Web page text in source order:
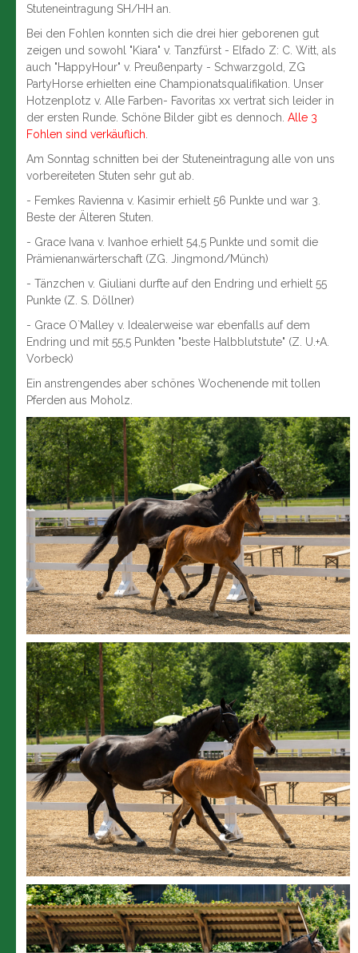
Stuteneintragung SH/HH an.
Bei den Fohlen konnten sich die drei hier geborenen gut
zeigen und sowohl "Kiara" v. Tanzfürst - Elfado Z: C. Witt, als
auch "HappyHour" v. Preußenparty - Schwarzgold, ZG
PartyHorse erhielten eine Championatsqualifikation. Unser
Hotzenplotz v. Alle Farben- Favoritas xx vertrat sich leider in
der ersten Runde. Schöne Bilder gibt es dennoch.Alle 3
Fohlen sind verkäuflich.
Am Sonntag schnitten bei der Stuteneintragung alle von uns
vorbereiteten Stuten sehr gut ab.
- Femkes Ravienna v. Kasimir erhielt 56 Punkte und war 3.
Beste der Älteren Stuten.
- Grace Ivana v. Ivanhoe erhielt 54,5 Punkte und somit die
Prämienanwärterschaft (ZG. Jingmond/Münch)
- Tänzchen v. Giuliani durfte auf den Endring und erhielt 55
Punkte (Z. S. Döllner)
- Grace O`Malley v. Idealerweise war ebenfalls auf dem
Endring und mit 55,5 Punkten "beste Halbblutstute" (Z. U.+A.
Vorbeck)
Ein anstrengendes aber schönes Wochenende mit tollen
Pferden aus Moholz.